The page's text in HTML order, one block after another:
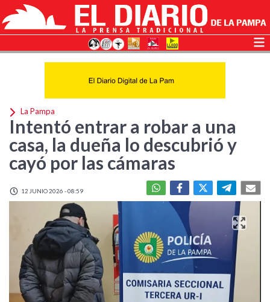
La Pampa
Intentó entrar a robar a una
casa, la dueña lo descubrió y
cayó por las cámaras
12 JUNIO 2026 - 08:59